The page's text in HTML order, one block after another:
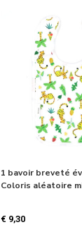
1 bavoir breveté
Coloris aléatoire
€ 9,30